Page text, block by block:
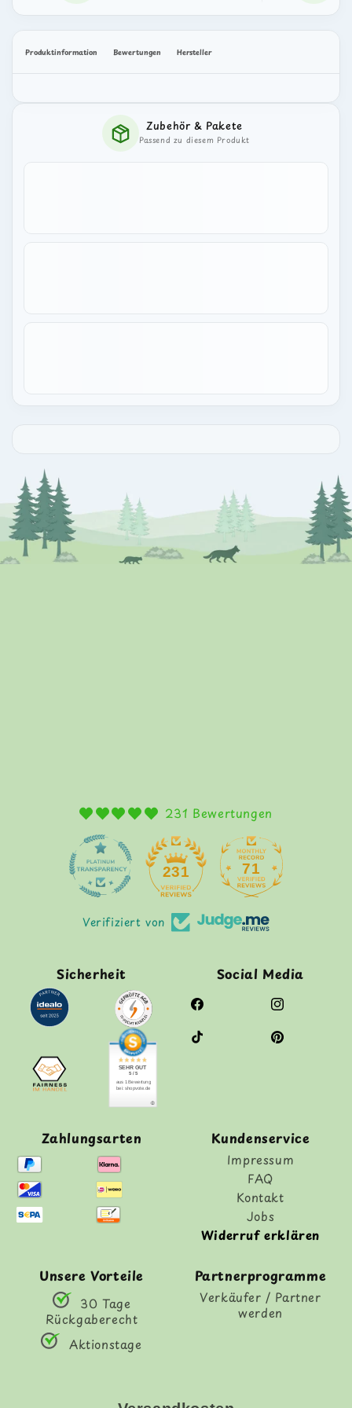
Rind
Rind
Produktinformation Bewertungen Hersteller
Zubehör & Pakete
Passend zu diesem Produkt
231 Bewertungen
231 71
Verifiziert von
Sicherheit
SEHR GUT
5 / 5
aus 1 Bewertung
bei: shopvote.de
Social Media
Facebook
Instagram
TikTok
Pinterest
Zahlungsarten Kundenservice
Impressum
FAQ
Kontakt
Jobs
Widerruf erklären
Unsere Vorteile
30 Tage
Rückgaberecht
Aktionstage
Partnerprogramme
Verkäufer / Partner
werden